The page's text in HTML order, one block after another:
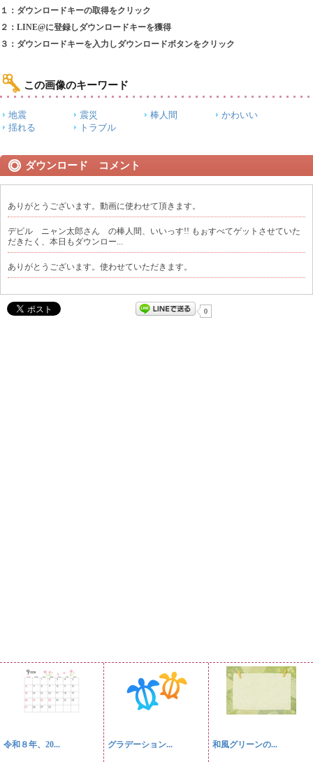
１：ダウンロードキーの取得をクリック
２：LINE@に登録しダウンロードキーを獲得
３：ダウンロードキーを入力しダウンロードボタンをクリック
この画像のキーワード
地震 震災 棒人間
かわいい
揺れる
トラブル
ダウンロード コメント
ありがとうございます。動画に使わせて頂きます。
デビル ニャン太郎さん の棒人間、いいっす!! もぉすべてゲットさせていた
だきたく、本日もダウンロー...
ありがとうございます。使わせていただきます。
0
令和８年、20... グラデーション... 和風グリーンの...